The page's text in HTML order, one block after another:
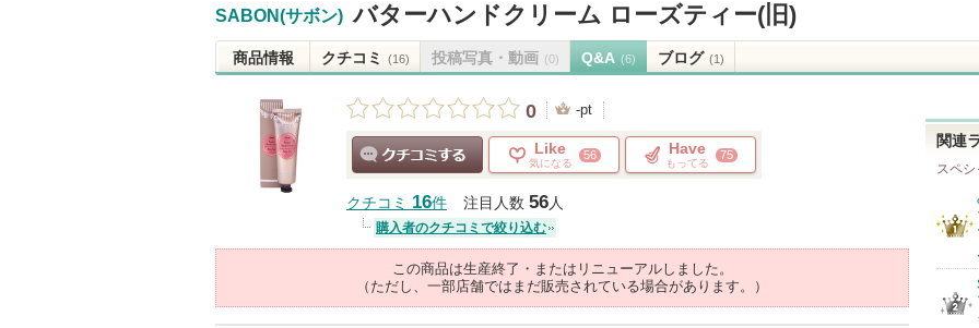
SABON(サボン) バターハンドクリーム ローズティー(旧)
商品情報 クチコミ (16) 投稿写真・動画 (0) Q&A (6) ブログ (1)
0 -pt
Like
気になる
56 Have
もってる
75
クチコミ 16件 注目人数 56人
購入者のクチコミで絞り込む
この商品は生産終了・またはリニューアルしました。
（ただし、一部店舗ではまだ販売されている場合があります。）
関連
スペ